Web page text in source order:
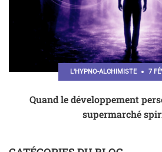
L'HYPNO-ALCHIMISTE 7
Quand le développement
supermarché